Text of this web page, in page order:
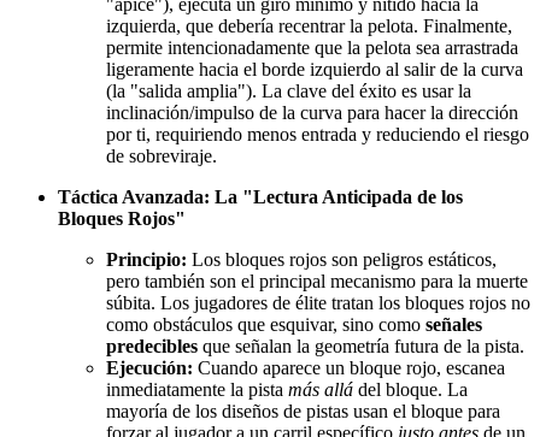
"ápice"), ejecuta un giro mínimo y nítido hacia la
izquierda, que debería recentrar la pelota. Finalmente,
permite intencionadamente que la pelota sea arrastrada
ligeramente hacia el borde izquierdo al salir de la curva
(la "salida amplia"). La clave del éxito es usar la
inclinación/impulso de la curva para hacer la dirección
por ti, requiriendo menos entrada y reduciendo el riesgo
de sobreviraje.
Táctica Avanzada: La "Lectura Anticipada de los
Bloques Rojos"
Principio: Los bloques rojos son peligros estáticos,
pero también son el principal mecanismo para la muerte
súbita. Los jugadores de élite tratan los bloques rojos no
como obstáculos que esquivar, sino como señales
predecibles que señalan la geometría futura de la pista.
Ejecución: Cuando aparece un bloque rojo, escanea
inmediatamente la pista más allá del bloque. La
mayoría de los diseños de pistas usan el bloque para
forzar al jugador a un carril específico justo antes de un